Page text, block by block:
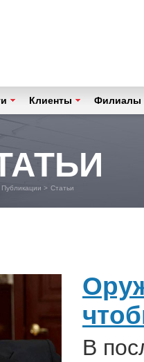
Клиенты Филиалы
Публикации > Статьи
В